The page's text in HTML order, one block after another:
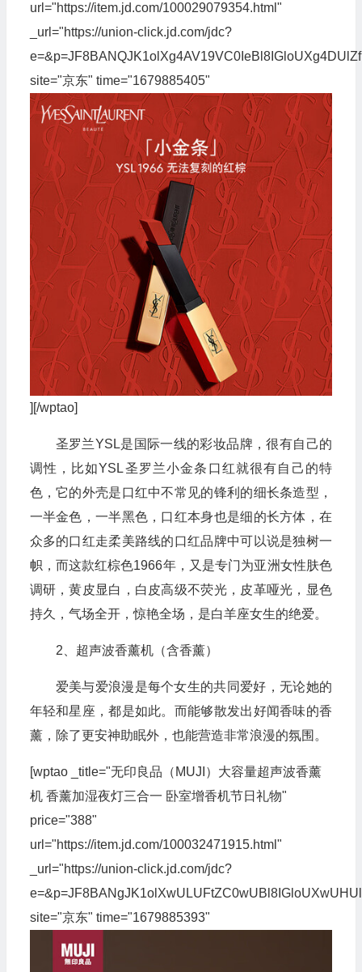
url="https://item.jd.com/100029079354.html"
_url="https://union-click.jd.com/jdc?
site="京东" time="1679885405"
][/wptao]
圣罗兰YSL是国际一线的彩妆品牌，很有自己的
调性，比如YSL圣罗兰小金条口红就很有自己的特
色，它的外壳是口红中不常见的锋利的细长条造型，
一半金色，一半黑色，口红本身也是细的长方体，在
众多的口红走柔美路线的口红品牌中可以说是独树一
帜，而这款红棕色1966年，又是专门为亚洲女性肤色
调研，黄皮显白，白皮高级不荧光，皮革哑光，显色
持久，气场全开，惊艳全场，是白羊座女生的绝爱。
2、超声波香薰机（含香薰）
爱美与爱浪漫是每个女生的共同爱好，无论她的
年轻和星座，都是如此。而能够散发出好闻香味的香
薰，除了更安神助眠外，也能营造非常浪漫的氛围。
[wptao _title="无印良品（MUJI）大容量超声波香薰
机 香薰加湿夜灯三合一 卧室增香机节日礼物"
price="388"
url="https://item.jd.com/100032471915.html"
_url="https://union-click.jd.com/jdc?
site="京东" time="1679885393"